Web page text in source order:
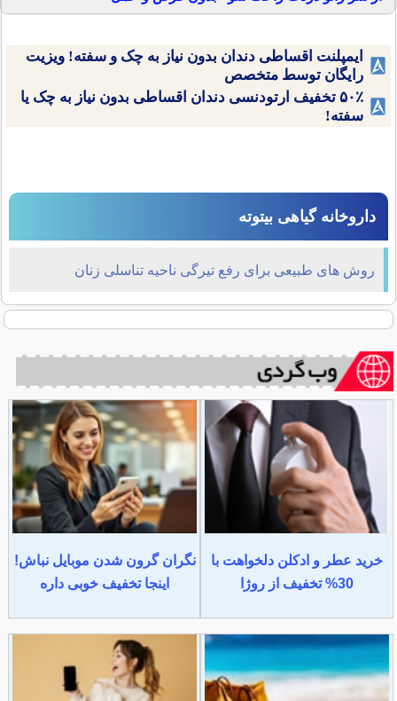
ایمپلنت اقساطی دندان بدون نیاز به چک و سفته! ویزیت
رایگان توسط متخصص
۵۰٪ تخفیف ارتودنسی دندان اقساطی بدون نیاز به چک یا
سفته!
داروخانه گیاهی بیتوته
روش های طبیعی برای رفع تیرگی ناحیه تناسلی زنان
خرید عطر و ادکلن دلخواهت با
30% تخفیف از روژا
نگران گرون شدن موبایل نباش!
اینجا تخفیف خوبی داره